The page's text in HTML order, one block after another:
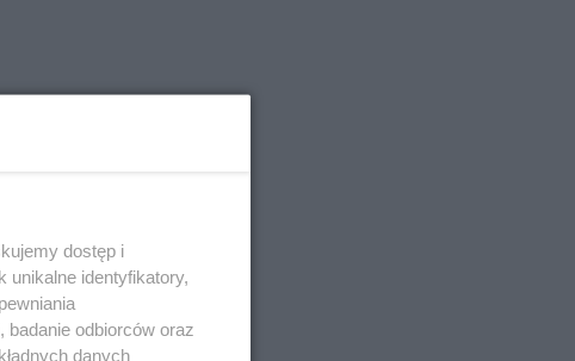
dostęp i
unikalne identyfikatory,
odbiorców oraz
danych